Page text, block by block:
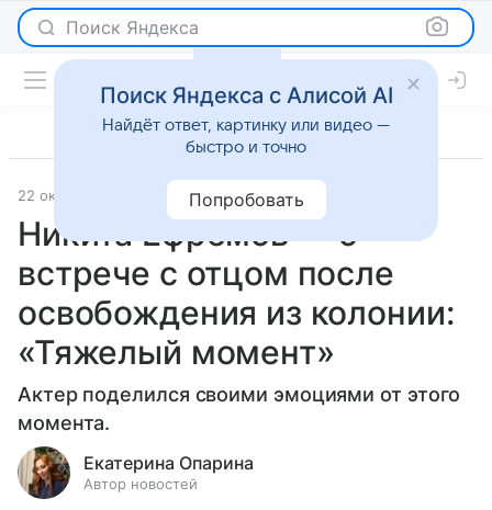
Поиск Яндекса
22 октября 2025 Леди Mail Светская жизнь
Никита Ефремов — о
встрече с отцом после
освобождения из колонии:
«Тяжелый момент»
Актер поделился своими эмоциями от этого
момента.
Екатерина Опарина
Автор новостей
Поиск Яндекса с Алисой AI
Найдёт ответ, картинку или видео —
быстро и точно
Попробовать